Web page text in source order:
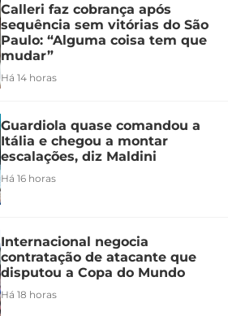
Calleri faz cobrança após
sequência sem vitórias do São
Paulo: “Alguma coisa tem que
mudar”
Há 14 horas
Guardiola quase comandou a
Itália e chegou a montar
escalações, diz Maldini
Há 16 horas
Internacional negocia
contratação de atacante que
disputou a Copa do Mundo
Há 18 horas